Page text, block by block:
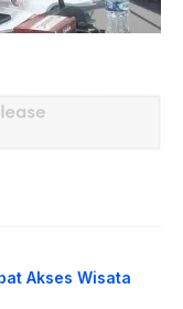
Akses Wisata